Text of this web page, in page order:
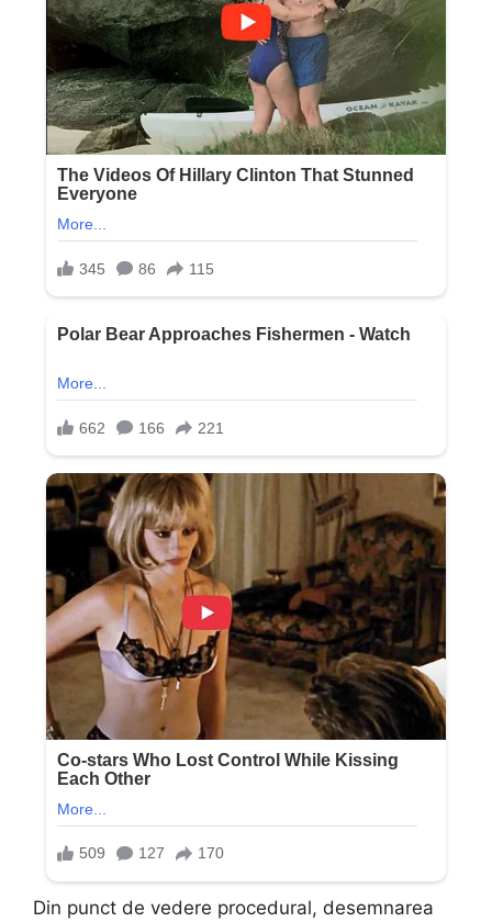
Din punct de vedere procedural, desemnarea